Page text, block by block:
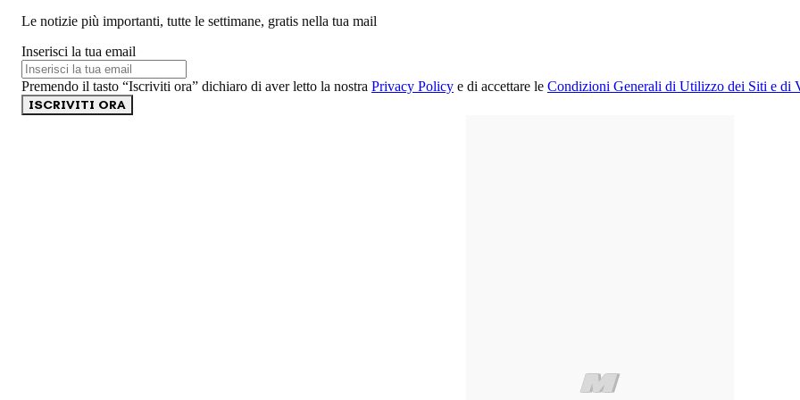
Le notizie più importanti, tutte le settimane, gratis nella tua mail
Inserisci la tua email
Premendo il tasto “Iscriviti ora” dichiaro di aver letto la nostra Privacy Policy e di accettare le Condizioni Generali di Utilizzo dei Siti e di
ISCRIVITI ORA